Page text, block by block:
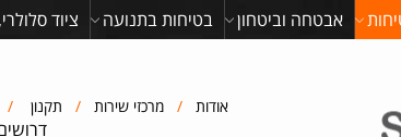
אודות / מרכזי שירות / תקנון /
אבטחה וביטחון בטיחות בתנועה ציוד